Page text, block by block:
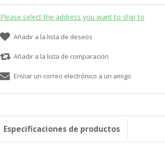
Please select the address you want to ship to
Añadir a la lista de deseos
Añadir a la lista de comparación
Enviar un correo electrónico a un amigo
Especificaciones de productos